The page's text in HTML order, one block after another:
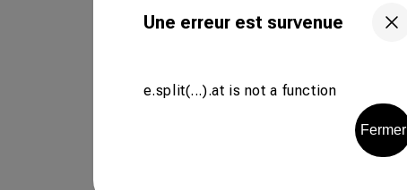
Une erreur est survenue
e.split(...).at is not a function
Fermer